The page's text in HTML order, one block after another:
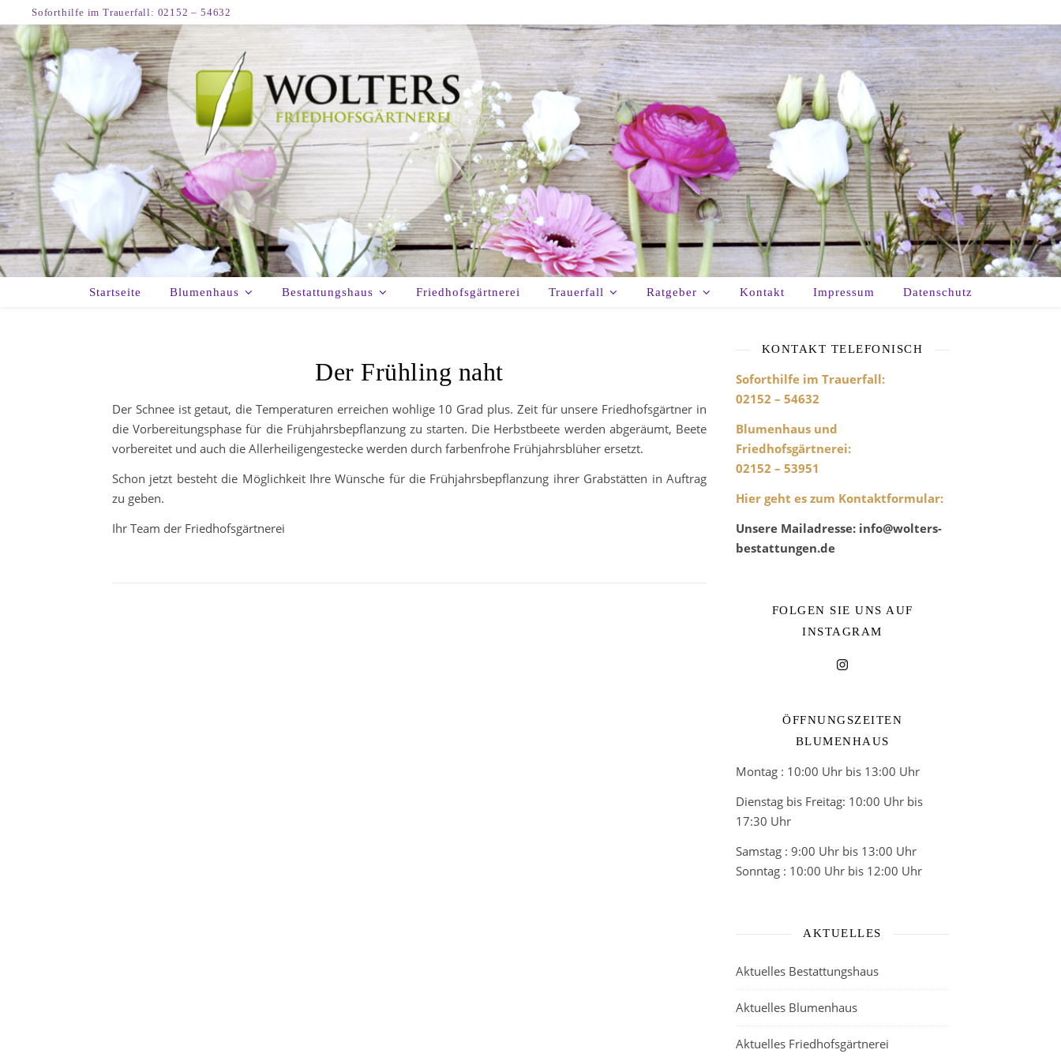
Soforthilfe im Trauerfall: 02152 – 54632
Startseite Blumenhaus Bestattungshaus Friedhofsgärtnerei Trauerfall Ratgeber Kontakt Impressum Datenschutz
Der Frühling naht
Der Schnee ist getaut, die Temperaturen erreichen wohlige 10 Grad plus. Zeit für unsere Friedhofsgärtner in
die Vorbereitungsphase für die Frühjahrsbepflanzung zu starten. Die Herbstbeete werden abgeräumt, Beete
vorbereitet und auch die Allerheiligengestecke werden durch farbenfrohe Frühjahrsblüher ersetzt.
Schon jetzt besteht die Möglichkeit Ihre Wünsche für die Frühjahrsbepflanzung ihrer Grabstätten in Auftrag
zu geben.
Ihr Team der Friedhofsgärtnerei
KONTAKT TELEFONISCH
Soforthilfe im Trauerfall:
02152 – 54632
Blumenhaus und
Friedhofsgärtnerei:
02152 – 53951
Hier geht es zum Kontaktformular:
Unsere Mailadresse: info@wolters-
bestattungen.de
FOLGEN SIE UNS AUF
INSTAGRAM
ÖFFNUNGSZEITEN
BLUMENHAUS
Montag : 10:00 Uhr bis 13:00 Uhr
Dienstag bis Freitag: 10:00 Uhr bis
17:30 Uhr
Samstag : 9:00 Uhr bis 13:00 Uhr
Sonntag : 10:00 Uhr bis 12:00 Uhr
AKTUELLES
Aktuelles Bestattungshaus
Aktuelles Blumenhaus
Aktuelles Friedhofsgärtnerei